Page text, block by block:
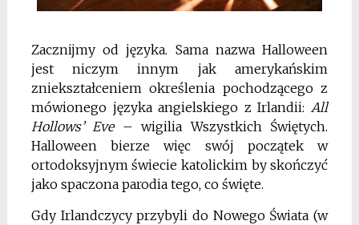
Zacznijmy od języka. Sama nazwa Halloween
jest niczym innym jak amerykańskim
zniekształceniem określenia pochodzącego z
mówionego języka angielskiego z Irlandii:All
Hollows’ Eve– wigilia Wszystkich Świętych.
Halloween bierze więc swój początek w
ortodoksyjnym świecie katolickim by skończyć
jako spaczona parodia tego, co święte.
Gdy Irlandczycy przybyli do Nowego Świata (w